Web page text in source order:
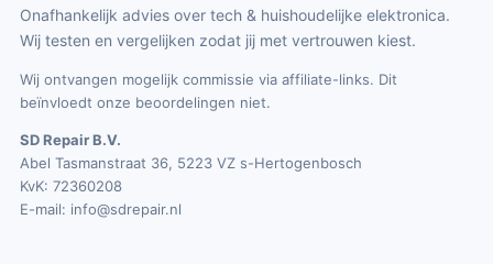
Onafhankelijk advies over tech & huishoudelijke elektronica.
Wij testen en vergelijken zodat jij met vertrouwen kiest.
Wij ontvangen mogelijk commissie via affiliate-links. Dit
beïnvloedt onze beoordelingen niet.
SD Repair B.V.
Abel Tasmanstraat 36, 5223 VZ s-Hertogenbosch
KvK: 72360208
E-mail: info@sdrepair.nl